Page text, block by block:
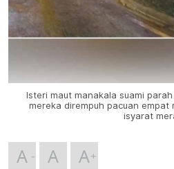
Isteri maut manakala suami
mereka dirempuh pacuan empat
isyarat
A A A